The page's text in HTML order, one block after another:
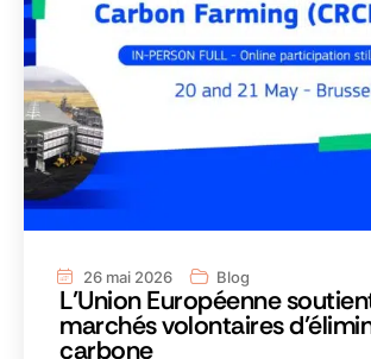
26 mai 2026 Blog
L’Union Européenne
marchés volontaires
carbone